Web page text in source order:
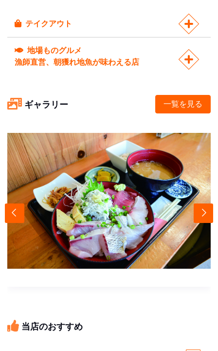
テイクアウト
地場ものグルメ
漁師直営、朝獲れ地魚が味わえる店
ギャラリー 一覧を見る
当店のおすすめ